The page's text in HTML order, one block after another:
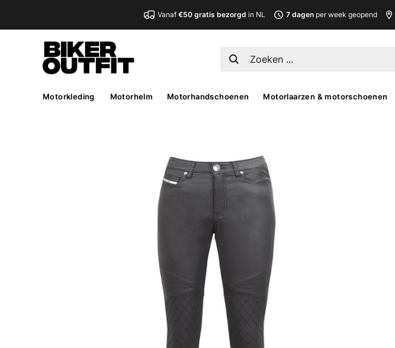
Vanaf€50 gratis bezorgd in NL 7 dagenper week geopend
Motorkleding Motorhelm Motorhandschoenen Motorlaarzen & motorschoenen